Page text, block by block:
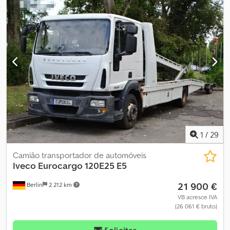
visual: muito boa
1 / 29
Berlin 2 212 km
Camião transportador de automóveis
Iveco Eurocargo 120E25 E5
21 900 €
VB acresce IVA
(26 061 € bruto)